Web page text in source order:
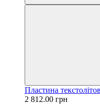
Пластина
2 812.00 грн